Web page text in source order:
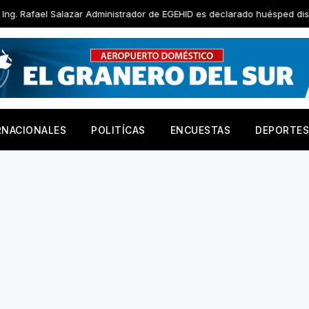
de EGEHID es declarado huésped distinguido por
POLITÍCAS ENCUESTAS DEPORTES